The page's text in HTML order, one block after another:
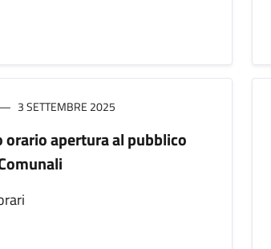
3 SETTEMBRE 2025
orario apertura al pubblico